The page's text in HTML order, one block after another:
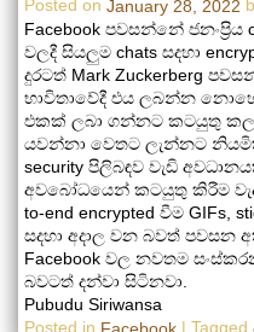
Posted on January 28, 2022
Facebook පවසන්නේ ජනංප්‍රිය
වලදී සියලුම chats සදහා
දුරටත් Mark Zuckerberg
භාවිතාවේදී එය ලබන්න
එකක් ලබා ගන්නට කටයුතු
යවන්නා වෙතට ලැන්නට
security පිලිබඳව වැඩි
අවබෝධයෙන් කටයුතු කිරීම
to-end encrypted වීම GIFs,
සදහා අදාල වන බවත් පවසන
Facebook වල නවතම
බවටත් දන්වා සිටිනවා.
Pubudu Siriwansa
Posted in
| Tagged